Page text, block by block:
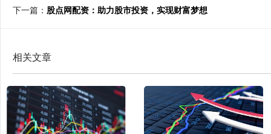
下一篇： 股点网配资：助力股市投资，实现财富梦想
相关文章